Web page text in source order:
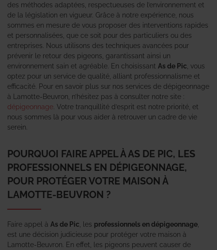
des méthodes adaptées, respectueuses de l’environnement et
de la législation en vigueur. Grâce à notre expérience, nous
sommes en mesure de vous proposer des interventions rapides
et personnalisées, que ce soit pour des particuliers ou des
entreprises. Nous utilisons des techniques avancées pour
prévenir le retour des pigeons, garantissant ainsi un
environnement sain et agréable. En choisissant As de Pic , vous
optez pour un service de qualité, alliant professionnalisme et
efficacité. Pour en savoir plus sur nos services de dépigeonnage
à Lamotte-Beuvron, n’hésitez pas à consulter notre site :
dépigeonnage . Votre tranquillité d’esprit est notre priorité, et
nous sommes là pour vous aider à retrouver un cadre de vie
serein.
POURQUOI FAIRE APPEL À AS DE PIC, LES
PROFESSIONNELS EN DÉPIGEONNAGE,
POUR PROTÉGER VOTRE MAISON À
LAMOTTE-BEUVRON ?
Faire appel à As de Pic , les professionnels en dépigeonnage
est une décision judicieuse pour protéger votre maison à
Lamotte-Beuvron. En effet, les pigeons peuvent causer de